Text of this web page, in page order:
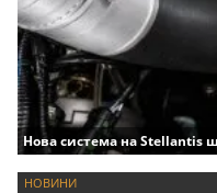
Нова система на Stellantis
НОВИНИ